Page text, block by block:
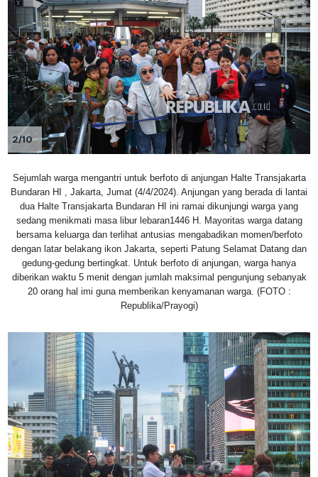
2/10
Sejumlah warga mengantri untuk berfoto di anjungan Halte Transjakarta
Bundaran HI , Jakarta, Jumat (4/4/2024). Anjungan yang berada di lantai
dua Halte Transjakarta Bundaran HI ini ramai dikunjungi warga yang
sedang menikmati masa libur lebaran1446 H. Mayoritas warga datang
bersama keluarga dan terlihat antusias mengabadikan momen/berfoto
dengan latar belakang ikon Jakarta, seperti Patung Selamat Datang dan
gedung-gedung bertingkat. Untuk berfoto di anjungan, warga hanya
diberikan waktu 5 menit dengan jumlah maksimal pengunjung sebanyak
20 orang hal imi guna memberikan kenyamanan warga. (FOTO :
Republika/Prayogi)